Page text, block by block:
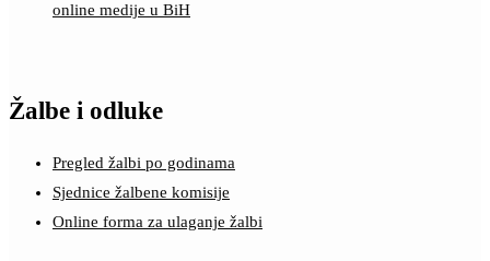
online medije u BiH
Žalbe i odluke
Pregled žalbi po godinama
Sjednice žalbene komisije
Online forma za ulaganje žalbi